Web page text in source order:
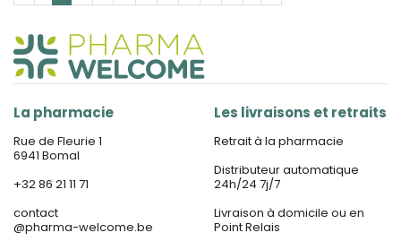
La pharmacie
Rue de Fleurie 1
6941 Bomal
+32 86 21 11 71
contact
@pharma-welcome.be
Les livraisons et retraits
Retrait à la pharmacie
Distributeur automatique
24h/24 7j/7
Livraison à domicile ou en
Point Relais